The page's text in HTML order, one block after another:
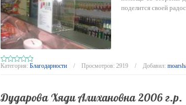
поделится своей
Категория: Благодарности Просмотров: 2919 Добавил:
Дударова Хяди Алихановна 2006 г.р.